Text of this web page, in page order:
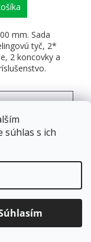
súhlas s ich
v hodnote
.
mm. Sada
tyč, 2*
2 koncovky a
prvky výpisu